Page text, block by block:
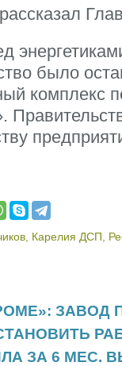
было
комплекс
Карелия ДСП
ЗАВОД
ЗА 6 МЕС.